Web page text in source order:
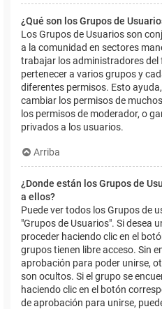
¿Qué son los Grupos de
Los Grupos de Usuarios son
a la comunidad en sectores
trabajar los administradores del
pertenecer a varios grupos y
diferentes permisos. Esto
cambiar los permisos de
los permisos de moderador, o
privados a los usuarios.
Arriba
¿Donde están los Grupos de
a ellos?
Puede ver todos los Grupos de
"Grupos de Usuarios". Si desea
proceder haciendo clic en el
grupos tienen libre acceso. Sin
aprobación para poder unirse,
son ocultos. Si el grupo se
haciendo clic en el botón
de aprobación para unirse,